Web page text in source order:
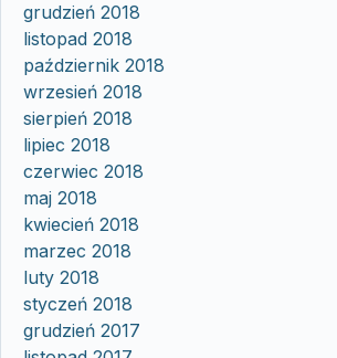
grudzień 2018
listopad 2018
październik 2018
wrzesień 2018
sierpień 2018
lipiec 2018
czerwiec 2018
maj 2018
kwiecień 2018
marzec 2018
luty 2018
styczeń 2018
grudzień 2017